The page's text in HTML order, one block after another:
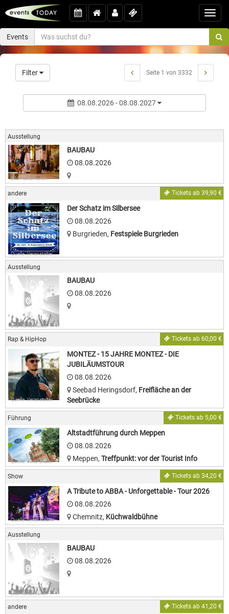
Events
Filter Seite 1 von 3332
08.08.2026 - 08.08.2027
Ausstellung
Bild: Kulturkurier
BAUBAU
08.08.2026
andere Tickets ab 39,90 €
Quelle: Veranstalter
Der Schatz im Silbersee
08.08.2026
Burgrieden, Festspiele Burgrieden
Ausstellung
Bild: Kulturkurier
BAUBAU
08.08.2026
Rap & HipHop Tickets ab 60,00 €
Quelle: Veranstalter
MONTEZ - 15 JAHRE MONTEZ - DIE
JUBILÄUMSTOUR
08.08.2026
Seebad Heringsdorf, Freifläche an der
Seebrücke
Führung Tickets ab 5,00 €
Quelle: Veranstalter
Altstadtführung durch Meppen
08.08.2026
Meppen, Treffpunkt: vor der Tourist Info
Show Tickets ab 34,20 €
Quelle: Veranstalter
A Tribute to ABBA - Unforgettable - Tour 2026
08.08.2026
Chemnitz, Küchwaldbühne
Ausstellung
Bild: Kulturkurier
BAUBAU
08.08.2026
andere Tickets ab 41,20 €